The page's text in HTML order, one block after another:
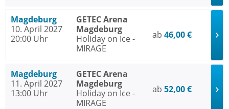
Magdeburg
10. April 2027
20:00 Uhr
GETEC Arena
Magdeburg
Holiday on Ice -
MIRAGE
ab 46,00 €
Magdeburg
11. April 2027
13:00 Uhr
GETEC Arena
Magdeburg
Holiday on Ice -
MIRAGE
ab 52,00 €